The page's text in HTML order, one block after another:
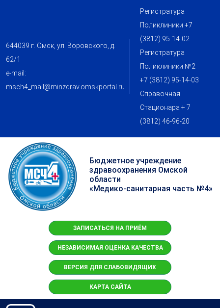
644039 г. Омск, ул. Воровского, д.
62/1
e-mail:
msch4_mail@minzdrav.omskportal.ru
Регистратура
Поликлиники +7
(3812) 95-14-02
Регистратура
Поликлиники №2
+7 (3812) 95-14-03
Справочная
Стационара + 7
(3812) 46-96-20
Бюджетное учреждение
здравоохранения Омской
области
«Медико-санитарная часть №4»
ЗАПИСАТЬСЯ НА ПРИЁМ
НЕЗАВИСИМАЯ ОЦЕНКА КАЧЕСТВА
ВЕРСИЯ ДЛЯ СЛАБОВИДЯЩИХ
КАРТА САЙТА